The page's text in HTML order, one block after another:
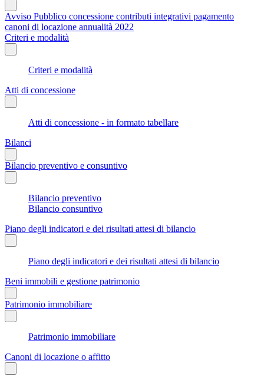
Avviso Pubblico concessione contributi integrativi pagamento
canoni di locazione annualità 2022
Criteri e modalità
Criteri e modalità
Atti di concessione
Atti di concessione - in formato tabellare
Bilanci
Bilancio preventivo e consuntivo
Bilancio preventivo
Bilancio consuntivo
Piano degli indicatori e dei risultati attesi di bilancio
Piano degli indicatori e dei risultati attesi di bilancio
Beni immobili e gestione patrimonio
Patrimonio immobiliare
Patrimonio immobiliare
Canoni di locazione o affitto